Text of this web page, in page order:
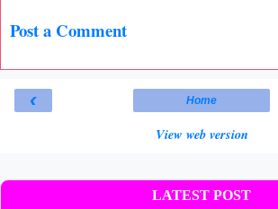
Post a Comment
‹ Home
View web version
LATEST POST